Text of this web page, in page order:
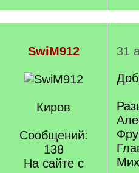
SwiM912
Киров
Сообщений:
138
На сайте с
31